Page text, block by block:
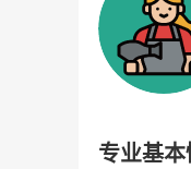
专业基